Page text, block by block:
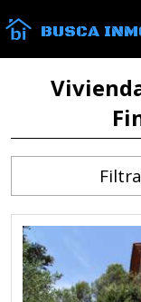
BUSCA